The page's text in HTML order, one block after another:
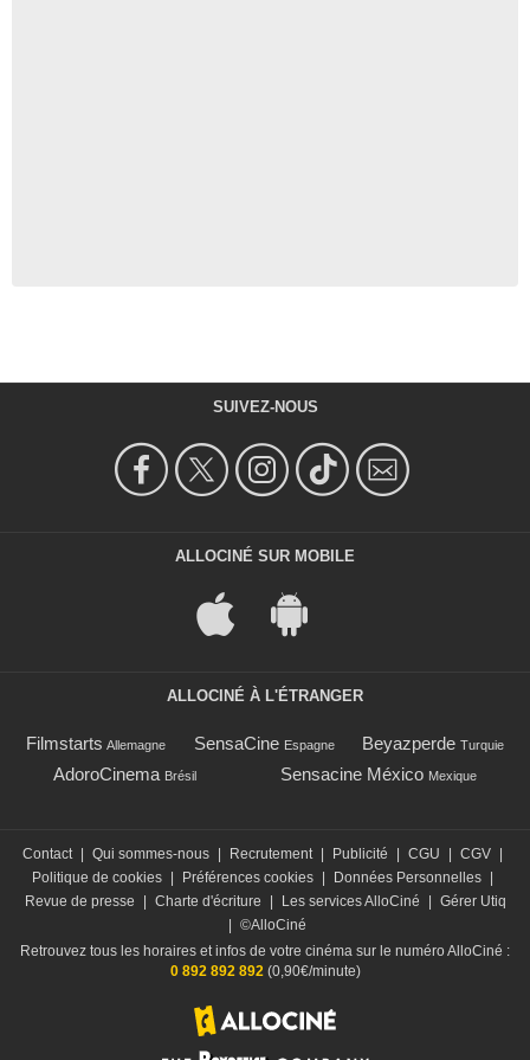
SUIVEZ-NOUS
ALLOCINÉ SUR MOBILE
ALLOCINÉ À L'ÉTRANGER
Filmstarts Allemagne SensaCine Espagne Beyazperde Turquie
AdoroCinema Brésil Sensacine México Mexique
Contact | Qui sommes-nous | Recrutement | Publicité | CGU | CGV |
Politique de cookies | Préférences cookies | Données Personnelles |
Revue de presse
| Charte d'écriture | Les services AlloCiné | Gérer Utiq
| ©AlloCiné
Retrouvez tous les horaires et infos de votre cinéma sur le numéro AlloCiné :
0 892 892 892(0,90€/minute)